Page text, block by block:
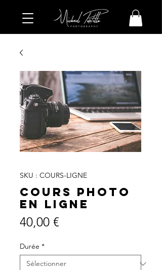
SKU : COURS-LIGNE
Cours photo
en ligne
40,00 €
Durée *